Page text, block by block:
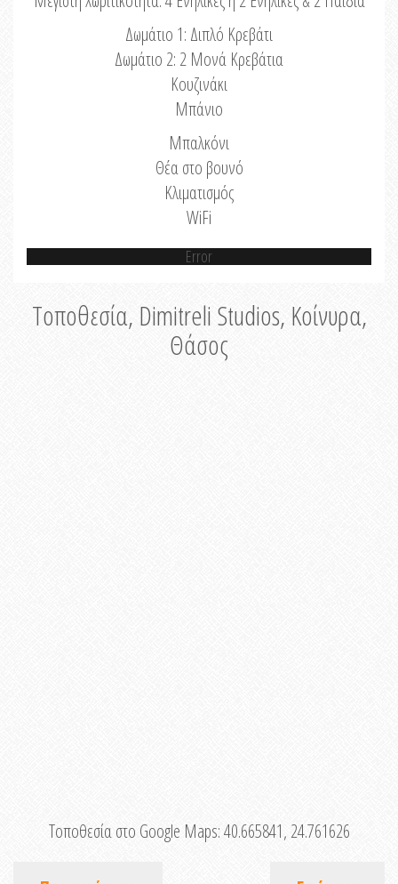
Δωμάτιο 1: Διπλό Κρεβάτι
Δωμάτιο 2: 2 Μονά Κρεβάτια
Κουζινάκι
Μπάνιο
Μπαλκόνι
Θέα στο βουνό
Κλιματισμός
WiFi
Error
Τοποθεσία, Dimitreli Studios, Κοίνυρα,
Θάσος
Τοποθεσία στο Google Maps:40.665841, 24.761626